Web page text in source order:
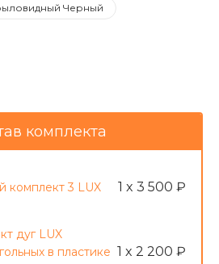
Черный
комплекта
комплект 3 LUX 1 x 3 500 ₽
дуг LUX
в пластике 1 x 2 200 ₽